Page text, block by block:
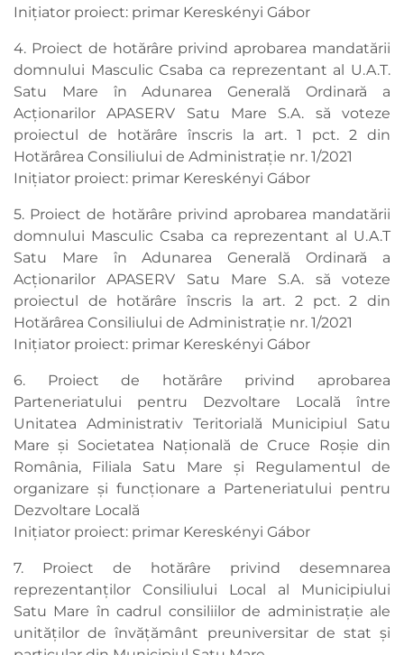
Inițiator proiect: primar Kereskényi Gábor
4. Proiect de hotărâre privind aprobarea mandatării
domnului Masculic Csaba ca reprezentant al U.A.T.
Satu Mare în Adunarea Generală Ordinară a
Acționarilor APASERV Satu Mare S.A. să voteze
proiectul de hotărâre înscris la art. 1 pct. 2 din
Hotărârea Consiliului de Administrație nr. 1/2021
Inițiator proiect: primar Kereskényi Gábor
5. Proiect de hotărâre privind aprobarea mandatării
domnului Masculic Csaba ca reprezentant al U.A.T
Satu Mare în Adunarea Generală Ordinară a
Acționarilor APASERV Satu Mare S.A. să voteze
proiectul de hotărâre înscris la art. 2 pct. 2 din
Hotărârea Consiliului de Administrație nr. 1/2021
Inițiator proiect: primar Kereskényi Gábor
6. Proiect de hotărâre privind aprobarea
Parteneriatului pentru Dezvoltare Locală între
Unitatea Administrativ Teritorială Municipiul Satu
Mare și Societatea Națională de Cruce Roșie din
România, Filiala Satu Mare și Regulamentul de
organizare și funcționare a Parteneriatului pentru
Dezvoltare Locală
Inițiator proiect: primar Kereskényi Gábor
7. Proiect de hotărâre privind desemnarea
reprezentanților Consiliului Local al Municipiului
Satu Mare în cadrul consiliilor de administrație ale
unităților de învățământ preuniversitar de stat şi